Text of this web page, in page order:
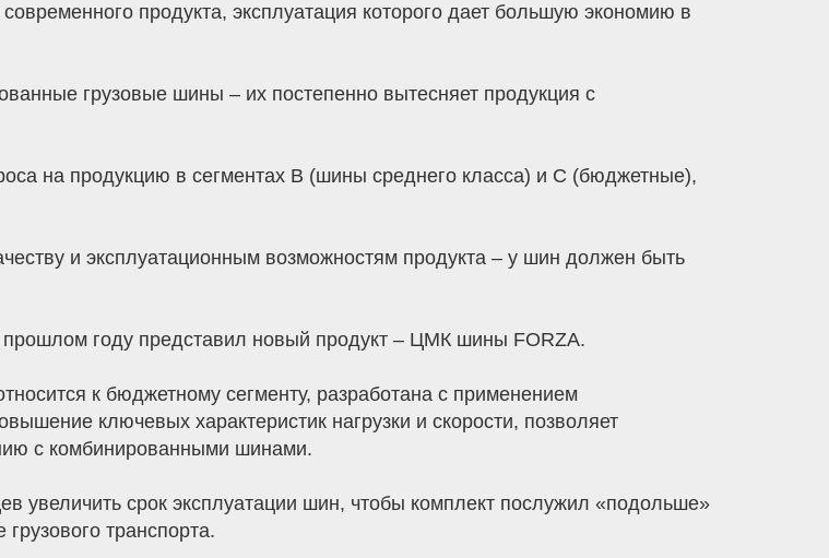
продукта, эксплуатация которого дает большую экономию в
грузовые шины – их постепенно вытесняет продукция с
на продукцию в сегментах В (шины среднего класса) и С (бюджетные),
и эксплуатационным возможностям продукта – у шин должен быть
прошлом году представил новый продукт – ЦМК шины FORZA.
к бюджетному сегменту, разработана с применением
ключевых характеристик нагрузки и скорости, позволяет
с комбинированными шинами.
увеличить срок эксплуатации шин, чтобы комплект послужил «подольше»
транспорта.